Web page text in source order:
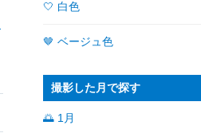
🤍 白色
🤎 ベージュ色
撮影した月で探す
🌅 1月